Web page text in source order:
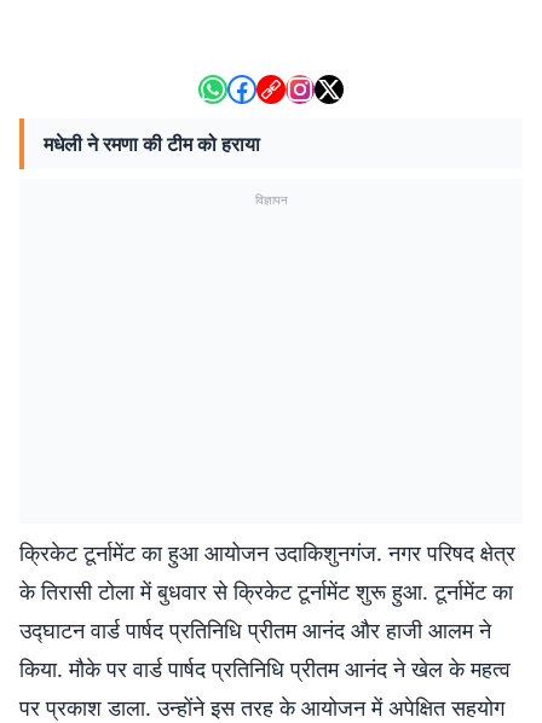
मधेली ने रमणा की टीम को हराया
विज्ञापन
क्रिकेट टूर्नामेंट का हुआ आयोजन उदाकिशुनगंज. नगर परिषद क्षेत्र
के तिरासी टोला में बुधवार से क्रिकेट टूर्नामेंट शुरू हुआ. टूर्नामेंट का
उद्घाटन वार्ड पार्षद प्रतिनिधि प्रीतम आनंद और हाजी आलम ने
किया. मौके पर वार्ड पार्षद प्रतिनिधि प्रीतम आनंद ने खेल के महत्व
पर प्रकाश डाला. उन्होंने इस तरह के आयोजन में अपेक्षित सहयोग